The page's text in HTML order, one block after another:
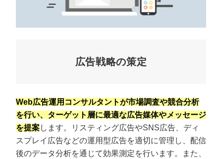
広告戦略の策定
Web広告運用コンサルタントが市場調査や競合分析
を行い、ターゲット層に最適な広告媒体やメッセージ
を提案します。リスティング広告やSNS広告、ディ
スプレイ広告などの運用型広告を適切に管理し、配信
後のデータ分析を通じて効果測定を行います。また、